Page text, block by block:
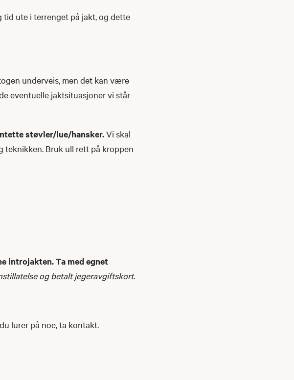
tid ute i terrenget på jakt, og dette
underveis, men det kan være
eventuelle jaktsituasjoner vi står
støvler/lue/hansker.Vi skal
teknikken. Bruk ull rett på kroppen
introjakten. Ta med egnet
og betalt jegeravgiftskort.
lurer på noe, ta kontakt.